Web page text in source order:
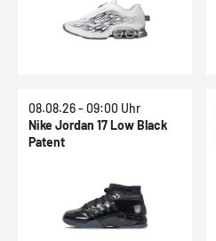
08.08.26 - 09:00 Uhr
Nike Jordan 17 Low Black
Patent